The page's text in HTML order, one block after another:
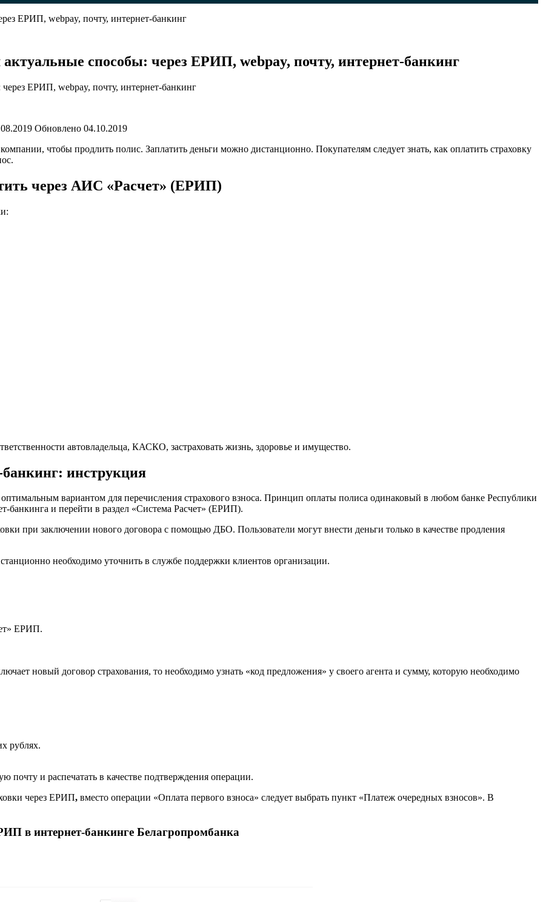
ЕРИП, webpay, почту, интернет-банкинг
актуальные способы: через ЕРИП, webpay, почту, интернет-банкинг
Обновлено 04.10.2019
чтобы продлить полис. Заплатить деньги можно дистанционно. Покупателям следует знать, как оплатить страховку
через АИС «Расчет» (ЕРИП)
автовладельца, КАСКО, застраховать жизнь, здоровье и имущество.
банкинг: инструкция
вариантом для перечисления страхового взноса. Принцип оплаты полиса одинаковый в любом банке Республики
банкинга и перейти в раздел «Система Расчет» (ЕРИП).
при заключении нового договора с помощью ДБО. Пользователи могут внести деньги только в качестве продления
необходимо уточнить в службе поддержки клиентов организации.
ЕРИП.
новый договор страхования, то необходимо узнать «код предложения» у своего агента и сумму, которую необходимо
рублях.
и распечатать в качестве подтверждения операции.
через ЕРИП, вместо операции «Оплата первого взноса» следует выбрать пункт «Платеж очередных взносов». В
в интернет-банкинге Белагропромбанка